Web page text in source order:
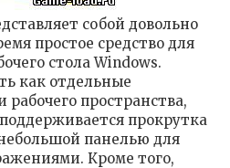
собой довольно
простое средство для
стола Windows.
как отдельные
рабочего пространства,
прокрутка
панелью для
Кроме того,